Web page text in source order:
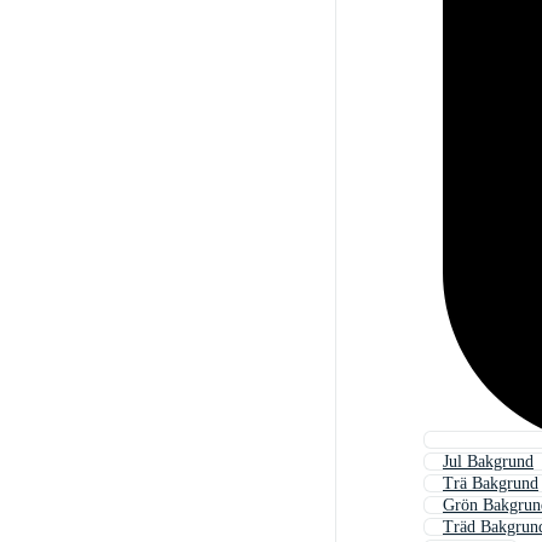
Jul Bakgrund
Trä Bakgrund
Grön
Träd